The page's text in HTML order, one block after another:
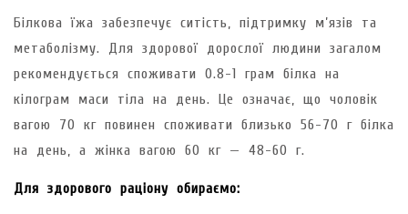
Білкова їжа забезпечує ситість, підтримку м’язів та
метаболізму. Для здорової дорослої людини загалом
рекомендується споживати 0.8-1 грам білка на
кілограм маси тіла на день. Це означає, що чоловік
вагою 70 кг повинен споживати близько 56-70 г білка
на день, а жінка вагою 60 кг — 48-60 г.
Для здорового раціону обираємо: